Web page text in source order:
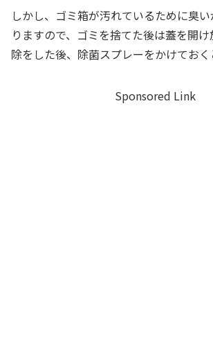
しかし、ゴミ箱が汚れているために臭
りますので、ゴミを捨てた後は蓋を開
除をした後、除菌スプレーをかけておく
Sponsored Link